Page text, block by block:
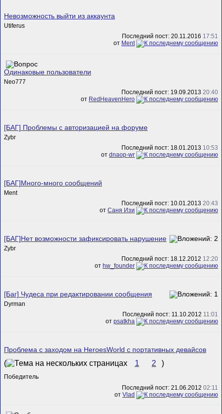
Невозможность выйти из аккаунта
Utiferus
Последний пост: 20.11.2016 17:51
от Ment
Одинаковые пользователи
Neo777
Последний пост: 19.09.2013 20:40
от RedHeavenHero
[БАГ] Проблемы с авторизацией на форуме
Zybr
Последний пост: 18.01.2013 10:53
от dnaop-wr
[БАГ]Много-много сообщений
Ment
Последний пост: 10.01.2013 20:43
от Саня Изи
[БАГ]Нет возможности зафиксировать нарушение
Zybr
Последний пост: 18.12.2012 12:20
от hw_founder
[Баг] Чудеса при редактировании сообщения
Dyrman
Последний пост: 11.10.2012 11:01
от psatkha
Проблема с заходом на HeroesWorld с портативных девайсов
( 1 2 )
Победитель
Последний пост: 21.06.2012 02:11
от Vlad